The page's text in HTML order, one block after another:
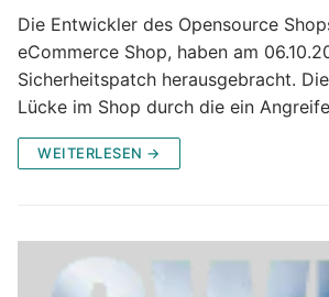
Die Entwickler des Opensource
eCommerce Shop, haben am
Sicherheitspatch herausgebracht.
Lücke im Shop durch die ein
WEITERLESEN →